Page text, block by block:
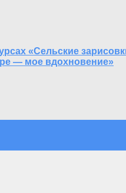
«Сельские
— мое вдохновение»